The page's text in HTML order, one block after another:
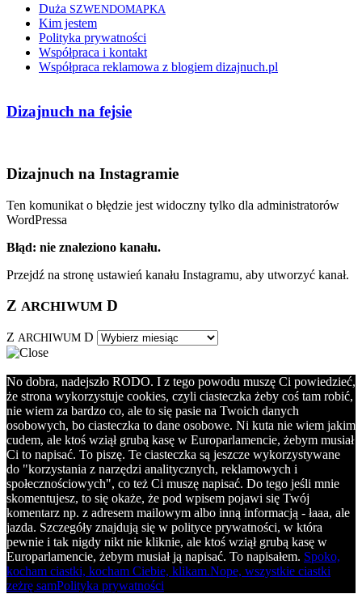
Duża SZWENDOMAPKA
Kim jestem
Polityka prywatności
Współpraca i kontakt
Współpraca reklamowa z blogiem dizajnuch.pl
Dizajnuch na fejsie
Dizajnuch na Instagramie
Ten komunikat o błędzie jest widoczny tylko dla administratorów
WordPressa
Błąd: nie znaleziono kanału.
Przejdź na stronę ustawień kanału Instagramu, aby utworzyć kanał.
Z ARCHIWUM D
Z ARCHIWUM D
No dobra, nadejszło RODO. I z tego powodu muszę Ci powiedzieć,
że strona wykorzystuje cookies, czyli ciasteczka żeby coś tam robić,
nie wiem za bardzo co, ale to się pasie na Twoich danych
osobowych, bo ciasteczka to dane osobowe. Ni kuta nie wiem jakim
cudem, ale ktoś wziął grubą kasę w Europarlamencie, żebym musiał
Ci to napisać. To piszę. Te ciasteczka są jeszcze wykorzystywane
do "korzystania z narzędzi analitycznych, reklamowych i
społecznościowych", co też Ci muszę napisać. Do tego jeśli mnie
skomentujesz, to się okaże, że pod wpisem pojawi się Twój
komentarz np. z adresem mailowym albo inną informacją - łaaa, ale
jazda. Szczegóły znajdują się w polityce prywatności, w która
pewnie i tak nigdy nikt nie kliknie, ale ktoś wziął grubą kasę w
Europarlamencie, żebym musiał ją napisać. To napisałem. Spoko,
kocham ciastki, kocham Ciebie, klikam.Nope, wszystkie ciastki
zeżrę samPolityka prywatności